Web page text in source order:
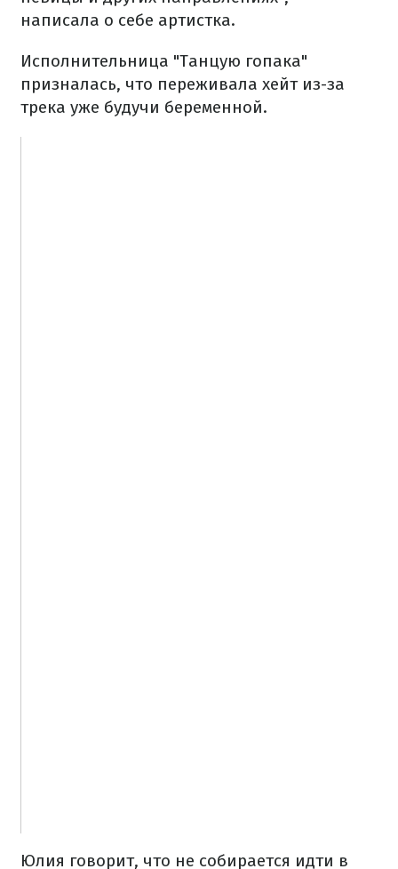
написала о себе артистка.
Исполнительница "Танцую гопака"
призналась, что переживала хейт из-за
трека уже будучи беременной.
Юлия говорит, что не собирается идти в